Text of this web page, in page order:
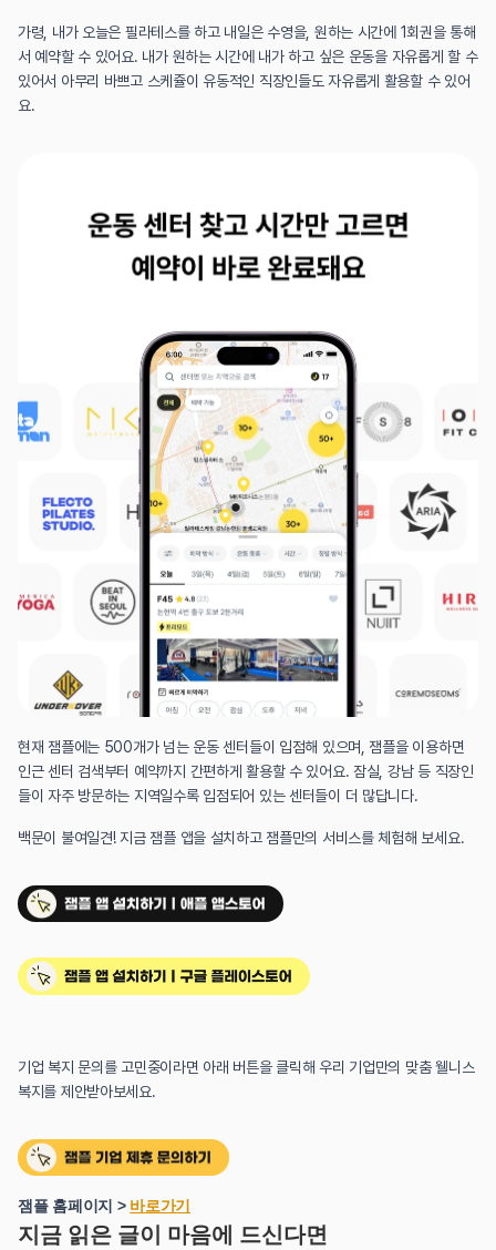
가령, 내가 오늘은 필라테스를 하고 내일은 수영을, 원하는 시간에 1회권을 통해
서 예약할 수 있어요. 내가 원하는 시간에 내가 하고 싶은 운동을 자유롭게 할 수
있어서 아무리 바쁘고 스케쥴이 유동적인 직장인들도 자유롭게 활용할 수 있어
요.
현재 잼플에는 500개가 넘는 운동 센터들이 입점해 있으며, 잼플을 이용하면
인근 센터 검색부터 예약까지 간편하게 활용할 수 있어요. 잠실, 강남 등 직장인
들이 자주 방문하는 지역일수록 입점되어 있는 센터들이 더 많답니다.
백문이 불여일견! 지금 잼플 앱을 설치하고 잼플만의 서비스를 체험해 보세요.
기업 복지 문의를 고민중이라면 아래 버튼을 클릭해 우리 기업만의 맞춤 웰니스
복지를 제안받아보세요.
잼플 홈페이지 > 바로가기
지금 읽은 글이 마음에 드신다면